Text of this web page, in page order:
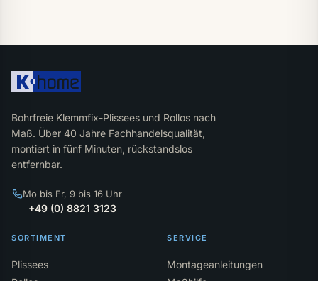
Bohrfreie Klemmfix-Plissees und Rollos nach
Maß. Über 40 Jahre Fachhandelsqualität,
montiert in fünf Minuten, rückstandslos
entfernbar.
Mo bis Fr, 9 bis 16 Uhr
+49 (0) 8821 3123
SORTIMENT
Plissees
SERVICE
Montageanleitungen